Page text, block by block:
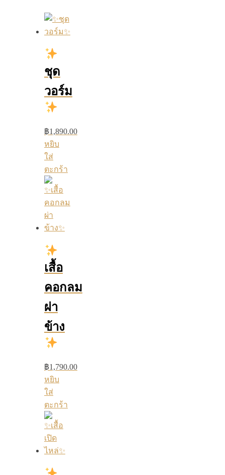
ชุด
วอร์ม
฿1,890.00
หยิบ
ใส่
ตะกร้า
เสื้อ
คอกลม
ผ่า
ข้าง
฿1,790.00
หยิบ
ใส่
ตะกร้า